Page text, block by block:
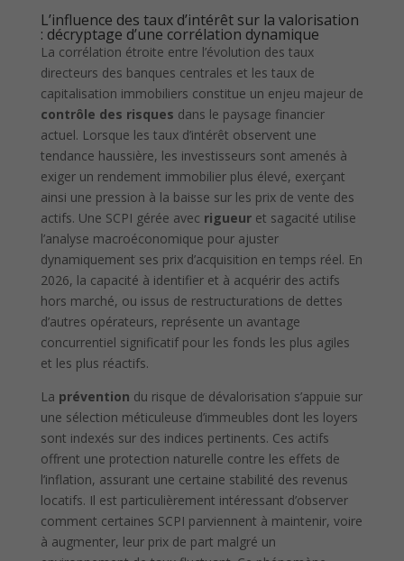
L’influence des taux d’intérêt sur la valorisation
: décryptage d’une corrélation dynamique
La corrélation étroite entre l’évolution des taux
directeurs des banques centrales et les taux de
capitalisation immobiliers constitue un enjeu majeur de
contrôle des risques dans le paysage financier
actuel. Lorsque les taux d’intérêt observent une
tendance haussière, les investisseurs sont amenés à
exiger un rendement immobilier plus élevé, exerçant
ainsi une pression à la baisse sur les prix de vente des
actifs. Une SCPI gérée avec rigueuret sagacité utilise
l’analyse macroéconomique pour ajuster
dynamiquement ses prix d’acquisition en temps réel. En
2026, la capacité à identifier et à acquérir des actifs
hors marché, ou issus de restructurations de dettes
d’autres opérateurs, représente un avantage
concurrentiel significatif pour les fonds les plus agiles
et les plus réactifs.
La prévention du risque de dévalorisation s’appuie sur
une sélection méticuleuse d’immeubles dont les loyers
sont indexés sur des indices pertinents. Ces actifs
offrent une protection naturelle contre les effets de
l’inflation, assurant une certaine stabilité des revenus
locatifs. Il est particulièrement intéressant d’observer
comment certaines SCPI parviennent à maintenir, voire
à augmenter, leur prix de part malgré un